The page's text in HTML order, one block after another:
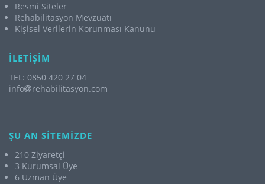
Resmi Siteler
Rehabilitasyon Mevzuatı
Kişisel Verilerin Korunması Kanunu
İLETİŞİM
TEL: 0850 420 27 04
info
rehabilitasyon.com
ŞU AN SİTEMİZDE
210 Ziyaretçi
3 Kurumsal Üye
6 Uzman Üye